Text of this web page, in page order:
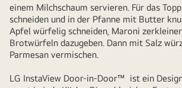
einem Milchschaum servieren. Für das
schneiden und in der Pfanne mit Butter
Apfel würfelig schneiden, Maroni
Brotwürfeln dazugeben. Dann mit Salz
Parmesan vermischen.
LG InstaView Door-in-Door™ ist ein